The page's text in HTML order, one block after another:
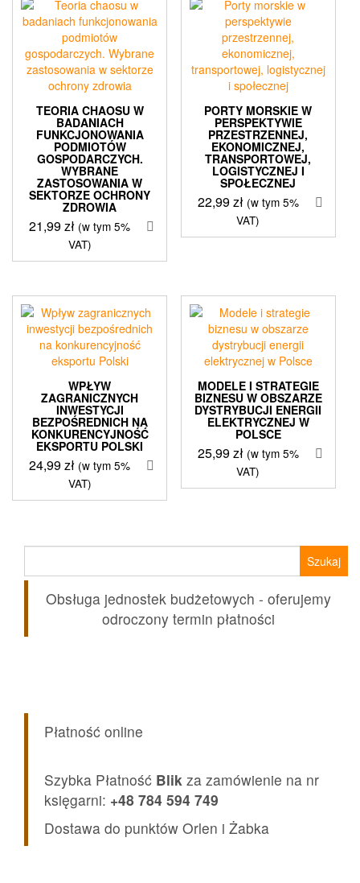
TEORIA CHAOSU W
BADANIACH
FUNKCJONOWANIA
PODMIOTÓW
GOSPODARCZYCH.
WYBRANE
ZASTOSOWANIA W
SEKTORZE OCHRONY
ZDROWIA
21,99zł (w tym 5%
VAT)
PORTY MORSKIE W
PERSPEKTYWIE
PRZESTRZENNEJ,
EKONOMICZNEJ,
TRANSPORTOWEJ,
LOGISTYCZNEJ I
SPOŁECZNEJ
22,99zł (w tym 5%
VAT)
WPŁYW
ZAGRANICZNYCH
INWESTYCJI
BEZPOŚREDNICH NA
KONKURENCYJNOŚĆ
EKSPORTU POLSKI
24,99zł (w tym 5%
VAT)
MODELE I STRATEGIE
BIZNESU W OBSZARZE
DYSTRYBUCJI ENERGII
ELEKTRYCZNEJ W
POLSCE
25,99zł (w tym 5%
VAT)
Obsługa jednostek budżetowych - oferujemy
odroczony termin płatności
Płatność online
Szybka Płatność Blik za zamówienie na nr
księgarni: +48 784 594 749
Dostawa do punktów Orlen i Żabka